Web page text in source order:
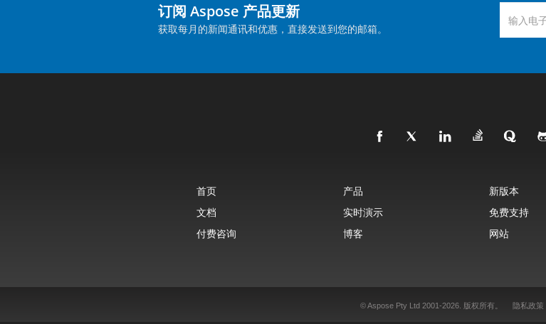
订阅 Aspose 产品更新
获取每月的新闻通讯和优惠，直接发送到您的邮箱。
首页 产品 新版本
文档
实时演示 免费支持
付费咨询
博客 网站
© Aspose Pty Ltd 2001-2026. 版权所有。 隐私政策